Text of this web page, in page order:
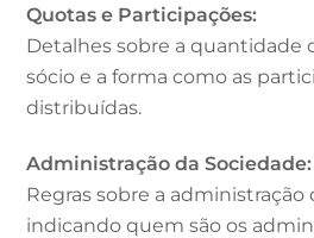
Quotas e Participações:
Detalhes sobre a quantidade
sócio e a forma como as
distribuídas.
Administração da Sociedade:
Regras sobre a administração
indicando quem são os